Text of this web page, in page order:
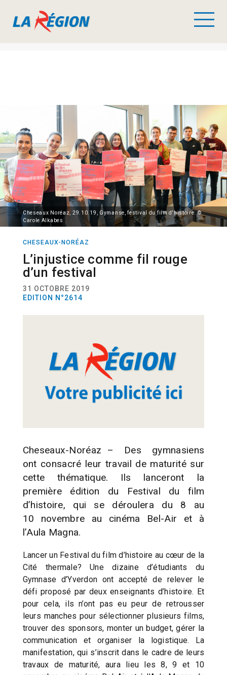
Cheseaux Noréaz, 29.10.19, Gymanse, festival du film d'histoire. ©
Carole Alkabes
CHESEAUX-NORÉAZ
L’injustice comme fil rouge
d’un festival
31 OCTOBRE 2019
EDITION N°2614
Cheseaux-Noréaz – Des gymnasiens
ont consacré leur travail de maturité sur
cette thématique. Ils lanceront la
première édition du Festival du film
d’histoire, qui se déroulera du 8 au
10 novembre au cinéma Bel-Air et à
l’Aula Magna.
Lancer un Festival du film d’histoire au cœur de la
Cité thermale? Une dizaine d’étudiants du
Gymnase d’Yverdon ont accepté de relever le
défi proposé par deux enseignants d’histoire. Et
pour cela, ils n’ont pas eu peur de retrousser
leurs manches pour sélectionner plusieurs films,
trouver des sponsors, monter un budget, gérer la
communication et organiser la logistique. La
manifestation, qui s’inscrit dans le cadre de leurs
travaux de maturité, aura lieu les 8, 9 et 10